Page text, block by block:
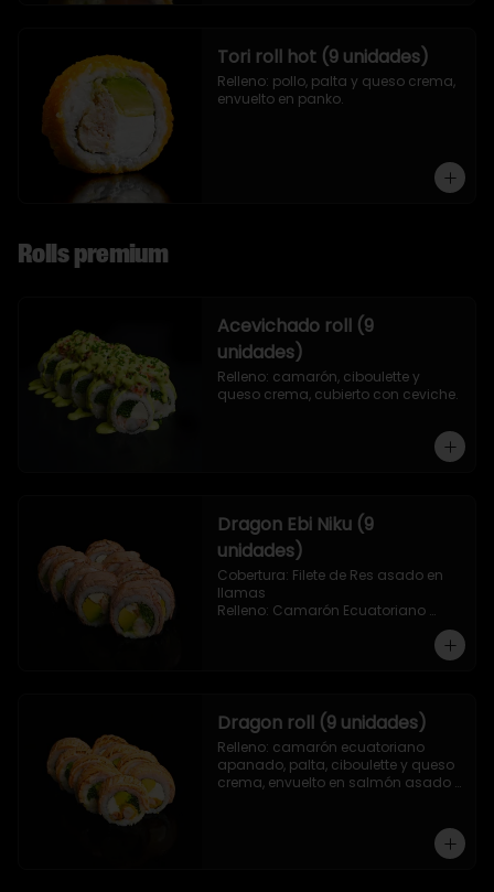
Tori roll hot (9 unidades)
Relleno: pollo, palta y queso crema,
envuelto en panko.
Rolls premium
Acevichado roll (9
unidades)
Relleno: camarón, ciboulette y
queso crema, cubierto con ceviche.
Dragon Ebi Niku (9
unidades)
Cobertura: Filete de Res asado en
llamas
Relleno: Camarón Ecuatoriano
Dragon roll (9 unidades)
Relleno: camarón ecuatoriano
apanado, palta, ciboulette y queso
crema, envuelto en salmón asado